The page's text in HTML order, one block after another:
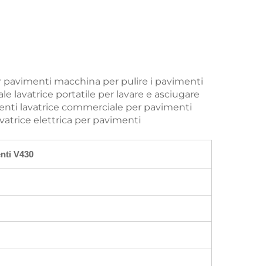
macchina per pulire i pavimenti
lavatrice portatile per lavare e asciugare
lavatrice commerciale per pavimenti
elettrica per pavimenti
V430